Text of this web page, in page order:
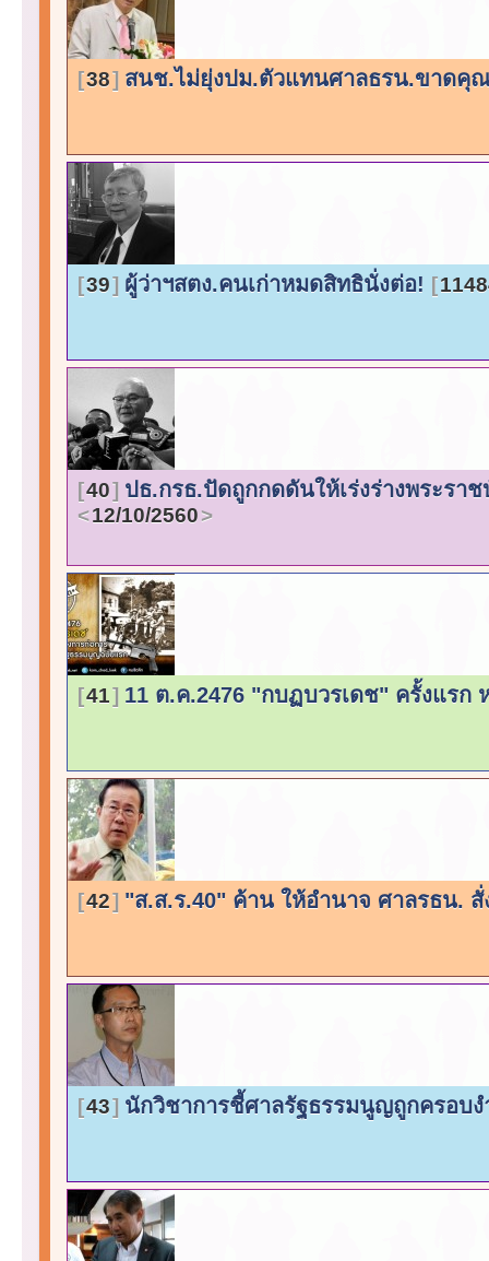
38 สนช.ไม่ยุ่งปม.ตัวแทนศาลธรน.ขาดคุ
39 ผู้ว่าฯสตง.คนเก่าหมดสิทธินั่งต่อ!
40 ปธ.กรธ.ปัดถูกกดดันให้เร่งร่างพระร
12/10/2560
41 11 ต.ค.2476 "กบฏบวรเดช" ครั้งแร
42 "ส.ส.ร.40" ค้าน ให้อำนาจ ศาลรธน.
43 นักวิชาการชี้ศาลรัฐธรรมนูญถูกครอบ